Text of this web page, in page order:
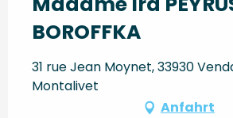
BOROFFKA
31 rue Jean Moynet, 33930
Montalivet
Anfahrt